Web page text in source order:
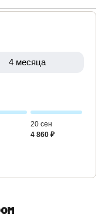
4 месяца
20 сен
4 860 ₽